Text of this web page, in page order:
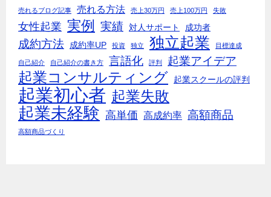
売れるブログ記事 売れる方法 売上30万円 売上100万円 失敗
女性起業 実例 実績 対人サポート 成功者
成約方法 成約率UP 投資 独立 独立起業 目標達成
自己紹介 自己紹介の書き方 言語化 評判 起業アイデア
起業コンサルティング 起業スクールの評判
起業初心者 起業失敗
起業未経験 高単価 高成約率 高額商品
高額商品づくり